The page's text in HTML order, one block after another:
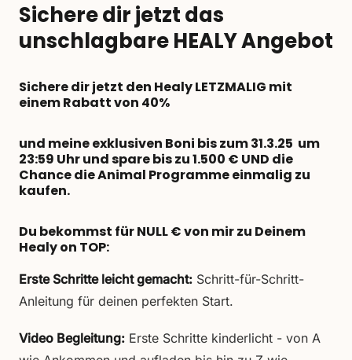
Sichere dir jetzt das
unschlagbare HEALY Angebot
Sichere dir jetzt den Healy LETZMALIG mit
einem Rabatt von 40%
und meine exklusiven Boni bis zum 31.3.25 um
23:59 Uhr und spare bis zu 1.500 € UND die
Chance die Animal Programme einmalig zu
kaufen.
Du bekommst für NULL € von mir zu Deinem
Healy on TOP:
Erste Schritte leicht gemacht: Schritt-für-Schritt-
Anleitung für deinen perfekten Start.
Video Begleitung: Erste Schritte kinderlicht - von A